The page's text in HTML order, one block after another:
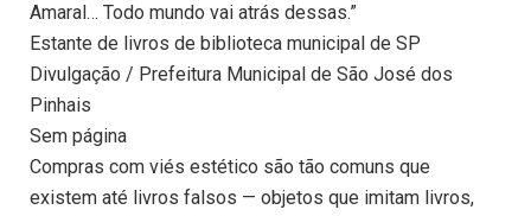
Amaral… Todo mundo vai atrás dessas.”
Estante de livros de biblioteca municipal de SP
Divulgação / Prefeitura Municipal de São José dos
Pinhais
Sem página
Compras com viés estético são tão comuns que
existem até livros falsos — objetos que imitam livros,